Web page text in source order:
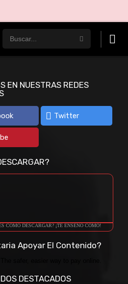
EN NUESTRAS REDES
Twitter
COMO DESCARGAR? ¡TE ENSEÑO COMO!
Apoyar El Contenido?
DESTACADOS